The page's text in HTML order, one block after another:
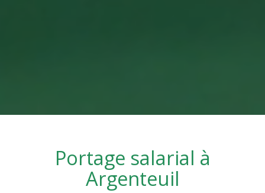
Portage salarial à
Argenteuil